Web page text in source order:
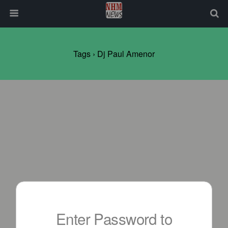
Tags › Dj Paul Amenor
Enter Password to